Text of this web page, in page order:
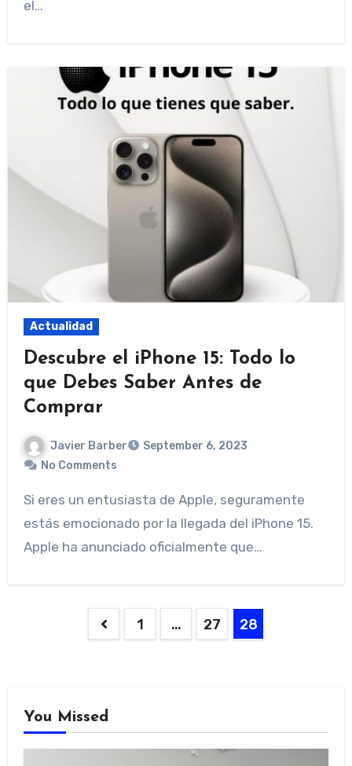
el…
Actualidad
Descubre el iPhone 15: Todo lo
que Debes Saber Antes de
Comprar
Javier Barber
September 6, 2023
No Comments
Si eres un entusiasta de Apple, seguramente
estás emocionado por la llegada del iPhone 15.
Apple ha anunciado oficialmente que…
1 … 27 28
You Missed